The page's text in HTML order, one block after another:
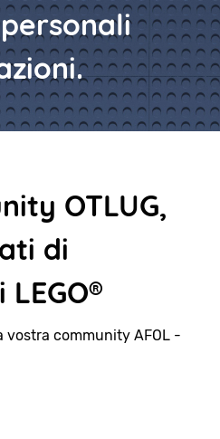
OTLUG,
di
vostra community AFOL -